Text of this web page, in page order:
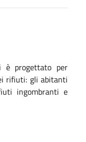
è progettato per
rifiuti: gli abitanti
ingombranti e